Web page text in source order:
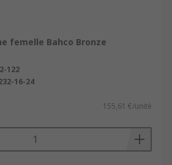
femelle Bahco Bronze
122
16-24
155,61 €/unité